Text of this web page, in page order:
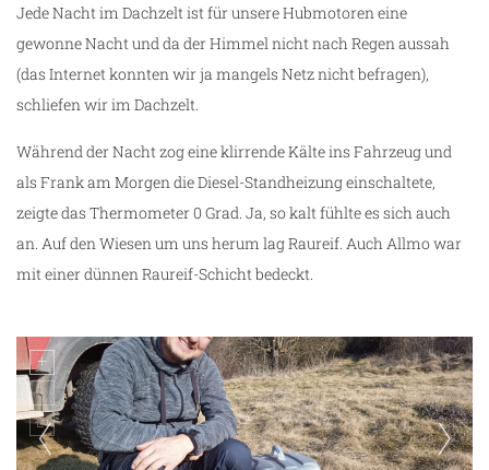
Jede Nacht im Dachzelt ist für unsere Hubmotoren eine
gewonne Nacht und da der Himmel nicht nach Regen aussah
(das Internet konnten wir ja mangels Netz nicht befragen),
schliefen wir im Dachzelt.
Während der Nacht zog eine klirrende Kälte ins Fahrzeug und
als Frank am Morgen die Diesel-Standheizung einschaltete,
zeigte das Thermometer 0 Grad. Ja, so kalt fühlte es sich auch
an. Auf den Wiesen um uns herum lag Raureif. Auch Allmo war
mit einer dünnen Raureif-Schicht bedeckt.